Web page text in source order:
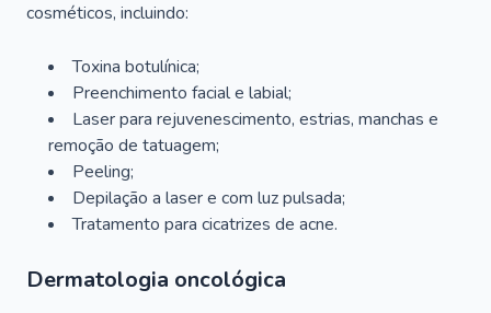
cosméticos, incluindo:
Toxina botulínica;
Preenchimento facial e labial;
Laser para rejuvenescimento, estrias, manchas e
remoção de tatuagem;
Peeling;
Depilação a laser e com luz pulsada;
Tratamento para cicatrizes de acne.
Dermatologia oncológica